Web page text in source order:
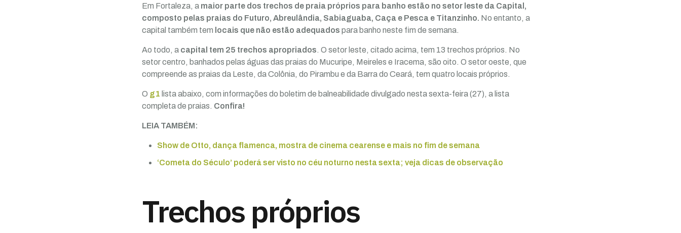
Em Fortaleza, a maior parte dos trechos de praia próprios para banho estão no setor leste da Capital,
composto pelas praias do Futuro, Abreulândia, Sabiaguaba, Caça e Pesca e Titanzinho. No entanto, a
capital também tem locais que não estão adequados para banho neste fim de semana.
Ao todo, a capital tem 25 trechos apropriados. O setor leste, citado acima, tem 13 trechos próprios. No
setor centro, banhados pelas águas das praias do Mucuripe, Meireles e Iracema, são oito. O setor oeste, que
compreende as praias da Leste, da Colônia, do Pirambu e da Barra do Ceará, tem quatro locais próprios.
O g1 lista abaixo, com informações do boletim de balneabilidade divulgado nesta sexta-feira (27), a lista
completa de praias. Confira!
LEIA TAMBÉM:
Show de Otto, dança flamenca, mostra de cinema cearense e mais no fim de semana
‘Cometa do Século’ poderá ser visto no céu noturno nesta sexta; veja dicas de observação
Trechos próprios